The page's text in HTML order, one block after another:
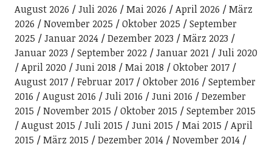
August 2026 Juli 2026 Mai 2026 April 2026
März
2026
November 2025 Oktober 2025
September
2025
Januar 2024 Dezember 2023
März 2023
Januar 2023
September 2022 Januar 2021
Juli 2020
April 2020
Juni 2018 Mai 2018
Oktober 2017
August 2017
Februar 2017 Oktober 2016
September
2016
August 2016 Juli 2016 Juni 2016
Dezember
2015
November 2015 Oktober 2015
September 2015
August 2015
Juli 2015 Juni 2015 Mai 2015
April
2015
März 2015 Dezember 2014
November 2014